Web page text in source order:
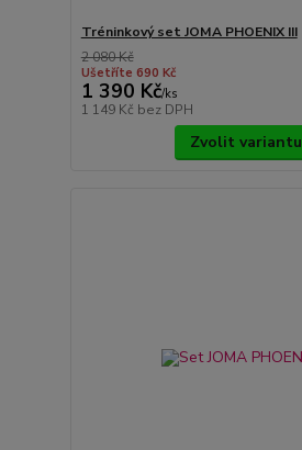
Tréninkový set JOMA PHOENIX III
2 080 Kč
Ušetříte 690 Kč
1 390 Kč/ks
1 149 Kč bez DPH
Zvolit variantu